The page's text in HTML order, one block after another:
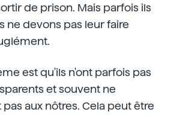
de prison. Mais parfois ils
ne devons pas leur faire
est qu'ils n'ont parfois pas
et souvent ne
aux nôtres. Cela peut être